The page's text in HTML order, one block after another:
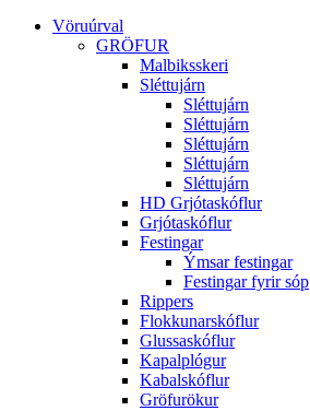
Vöruúrval
GRÖFUR
Malbiksskeri
Sléttujárn
Sléttujárn
Sléttujárn
Sléttujárn
Sléttujárn
Sléttujárn
HD Grjótaskóflur
Grjótaskóflur
Festingar
Ýmsar festingar
Festingar fyrir sóp
Rippers
Flokkunarskóflur
Glussaskóflur
Kapalplógur
Kabalskóflur
Gröfurökur